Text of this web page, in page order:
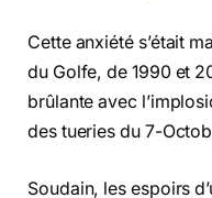
Cette anxiété s’était
du Golfe, de 1990 et
brûlante avec
des tueries du 7-
Soudain, les espoirs